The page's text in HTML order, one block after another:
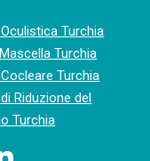
Turchia
Turchia
Turchia
Riduzione del
Turchia